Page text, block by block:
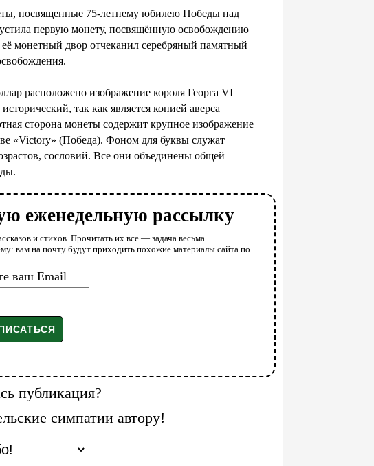
посвященные 75-летнему юбилею Победы над
первую монету, посвящённую освобождению
монетный двор отчеканил серебряный памятный
расположено изображение короля Георга VI
так как является копией аверса
сторона монеты содержит крупное изображение
«Victory» (Победа). Фоном для буквы служат
сословий. Все они объединены общей
еженедельную рассылку
и стихов. Прочитать их все — задача весьма
вам на почту будут приходить похожие материалы сайта по
ваш Email
публикация?
симпатии автору!